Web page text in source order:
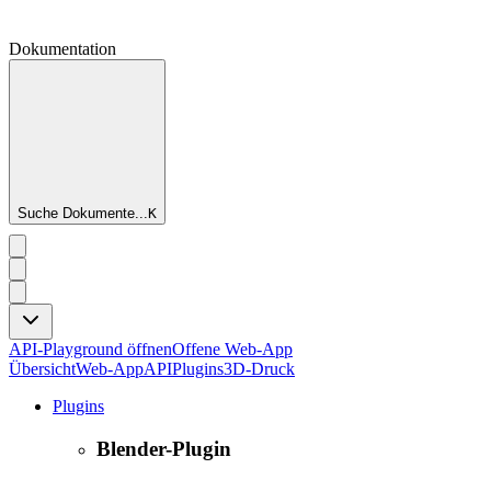
Dokumentation
Suche Dokumente...K
API-Playground öffnenOffene Web-App
ÜbersichtWeb-AppAPIPlugins3D-Druck
Plugins
Blender-Plugin